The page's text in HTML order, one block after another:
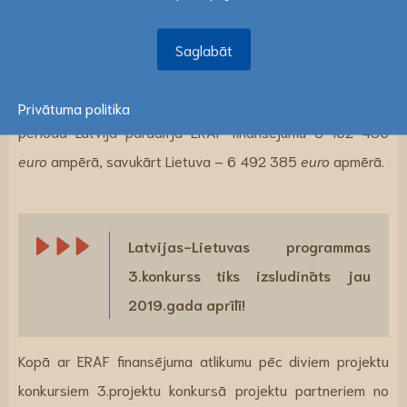
Saglabāt
2020.gadam īstenošanai esošo prioritāšu ietvaros.
No savas nacionālās aploksnes ESIF mērķa “Eiropas
teritoriālā sadarbība” īstenošanai esošajā plānošanas
periodā Latvija pārdalīja ERAF finansējumu 8 162 486
euro ampērā, savukārt Lietuva – 6 492 385 euro apmērā.
Latvijas-Lietuvas programmas
3.konkurss tiks izsludināts jau
2019.gada aprīlī!
Kopā ar ERAF finansējuma atlikumu pēc diviem projektu
konkursiem 3.projektu konkursā projektu partneriem no
Saglabāt
Privātuma politika